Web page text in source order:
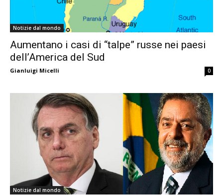
Notizie dal mondo
Aumentano i casi di “talpe” russe nei paesi
dell’America del Sud
Gianluigi Micelli 0
Notizie dal mondo